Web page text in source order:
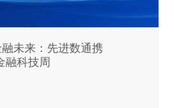
未来：先进数通携
融科技周